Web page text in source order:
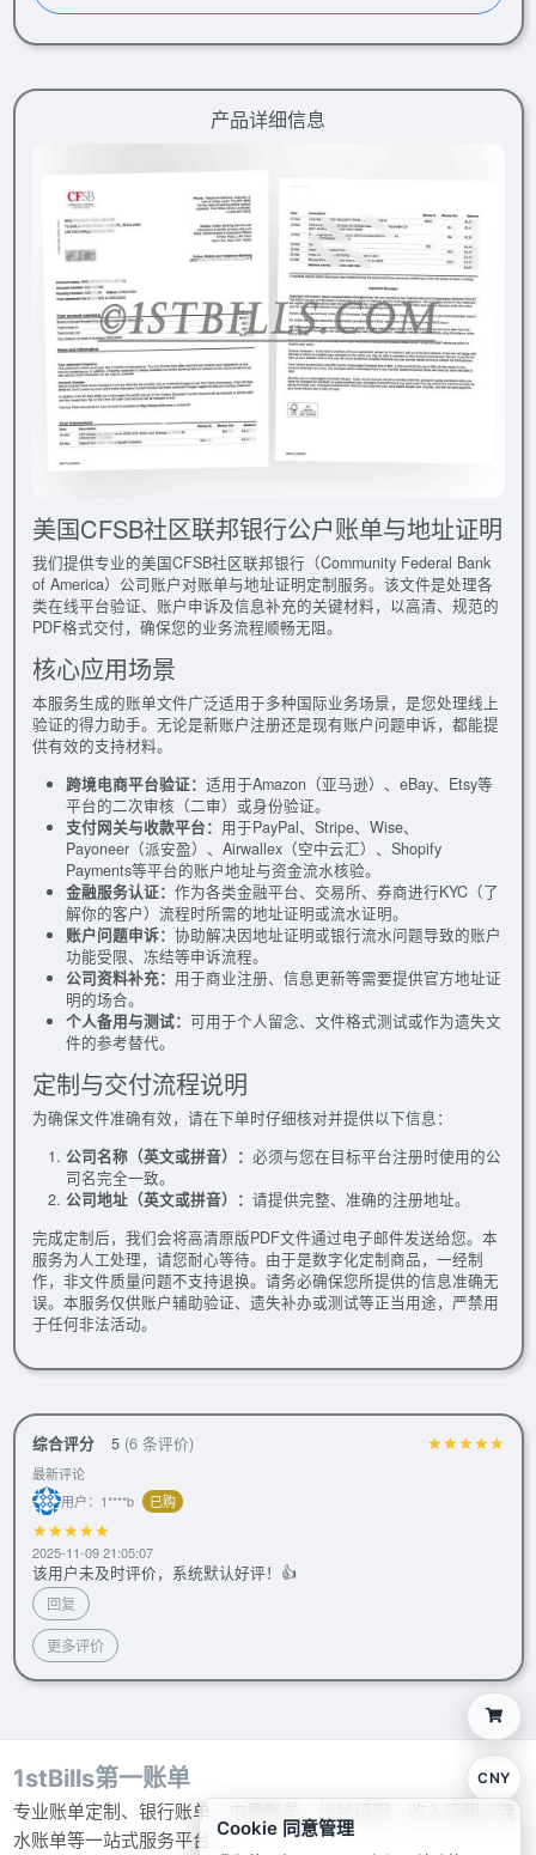
产品详细信息
美国CFSB社区联邦银行公户账单与地址证明
我们提供专业的美国CFSB社区联邦银行（Community Federal Bank
of America）公司账户对账单与地址证明定制服务。该文件是处理各
类在线平台验证、账户申诉及信息补充的关键材料，以高清、规范的
PDF格式交付，确保您的业务流程顺畅无阻。
核心应用场景
本服务生成的账单文件广泛适用于多种国际业务场景，是您处理线上
验证的得力助手。无论是新账户注册还是现有账户问题申诉，都能提
供有效的支持材料。
跨境电商平台验证： 适用于Amazon（亚马逊）、eBay、Etsy等
平台的二次审核（二审）或身份验证。
支付网关与收款平台： 用于PayPal、Stripe、Wise、
Payoneer（派安盈）、Airwallex（空中云汇）、Shopify
Payments等平台的账户地址与资金流水核验。
金融服务认证： 作为各类金融平台、交易所、券商进行KYC（了
解你的客户）流程时所需的地址证明或流水证明。
账户问题申诉： 协助解决因地址证明或银行流水问题导致的账户
功能受限、冻结等申诉流程。
公司资料补充： 用于商业注册、信息更新等需要提供官方地址证
明的场合。
个人备用与测试： 可用于个人留念、文件格式测试或作为遗失文
件的参考替代。
定制与交付流程说明
为确保文件准确有效，请在下单时仔细核对并提供以下信息：
公司名称（英文或拼音）： 必须与您在目标平台注册时使用的公
司名完全一致。
公司地址（英文或拼音）： 请提供完整、准确的注册地址。
完成定制后，我们会将高清原版PDF文件通过电子邮件发送给您。本
服务为人工处理，请您耐心等待。由于是数字化定制商品，一经制
作，非文件质量问题不支持退换。请务必确保您所提供的信息准确无
误。本服务仅供账户辅助验证、遗失补办或测试等正当用途，严禁用
于任何非法活动。
综合评分 5 (6 条评价)
最新评论
用户：1****b
已购
2025-11-09 21:05:07
该用户未及时评价，系统默认好评！👍
回复
更多评价
1stBills第一账单
专业账单定制、银行账单、电费账单、地址证明、收入证明、流
水账单等一站式服务平台。
CNY
Cookie 同意管理